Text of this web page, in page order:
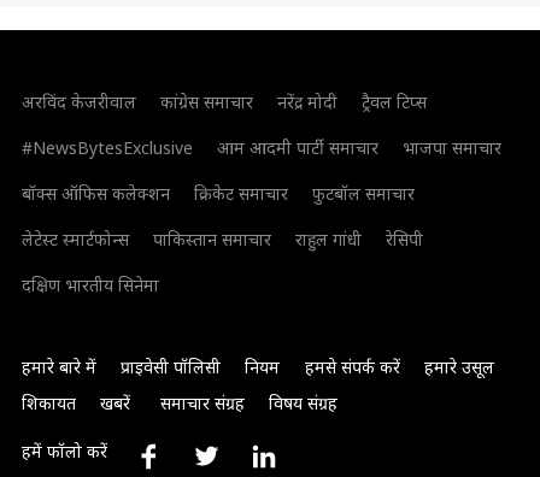
अरविंद केजरीवाल कांग्रेस समाचार नरेंद्र मोदी
ट्रैवल टिप्स
#NewsBytesExclusive
आम आदमी पार्टी समाचार
भाजपा समाचार
बॉक्स ऑफिस कलेक्शन
क्रिकेट समाचार
फुटबॉल समाचार
लेटेस्ट स्मार्टफोन्स
पाकिस्तान समाचार राहुल गांधी
रेसिपी
दक्षिण भारतीय सिनेमा
हमारे बारे में प्राइवेसी पॉलिसी नियम हमसे संपर्क करें
हमारे उसूल
शिकायत
खबरें समाचार संग्रह विषय संग्रह
हमें फॉलो करें